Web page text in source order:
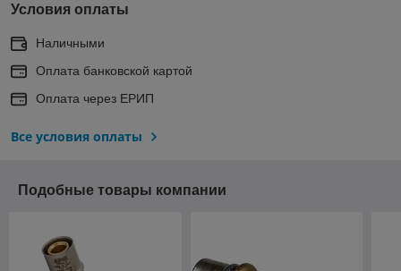
Условия оплаты
Наличными
Оплата банковской картой
Оплата через ЕРИП
Все условия оплаты
Подобные товары компании